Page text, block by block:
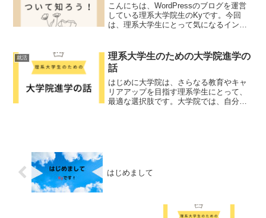
こんにちは、WordPressのブログを運営
している理系大学院生のKyです。今回
は、理系大学生にとって気になるインタ
ンターンシップとはインターンシップと
は、企業や団体で...
就活
理系大学生のための大学院進学の
話
はじめに大学院は、さらなる教育やキャ
リアアップを目指す理系学生にとって、
最適な選択肢です。大学院では、自分の
はじめまして